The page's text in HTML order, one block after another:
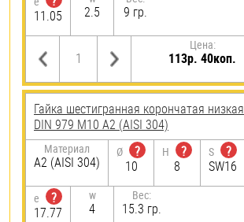
11.05
2.5 9 гр.
Цена:
113р. 40коп.
Гайка шестигранная корончатая низкая
DIN 979 М10 А2 (AISI 304)
Материал
А2 (AISI 304)
Ø
?
10
H
?
8
S
?
SW16
e
?
17.77
w
4
Вес:
15.3 гр.